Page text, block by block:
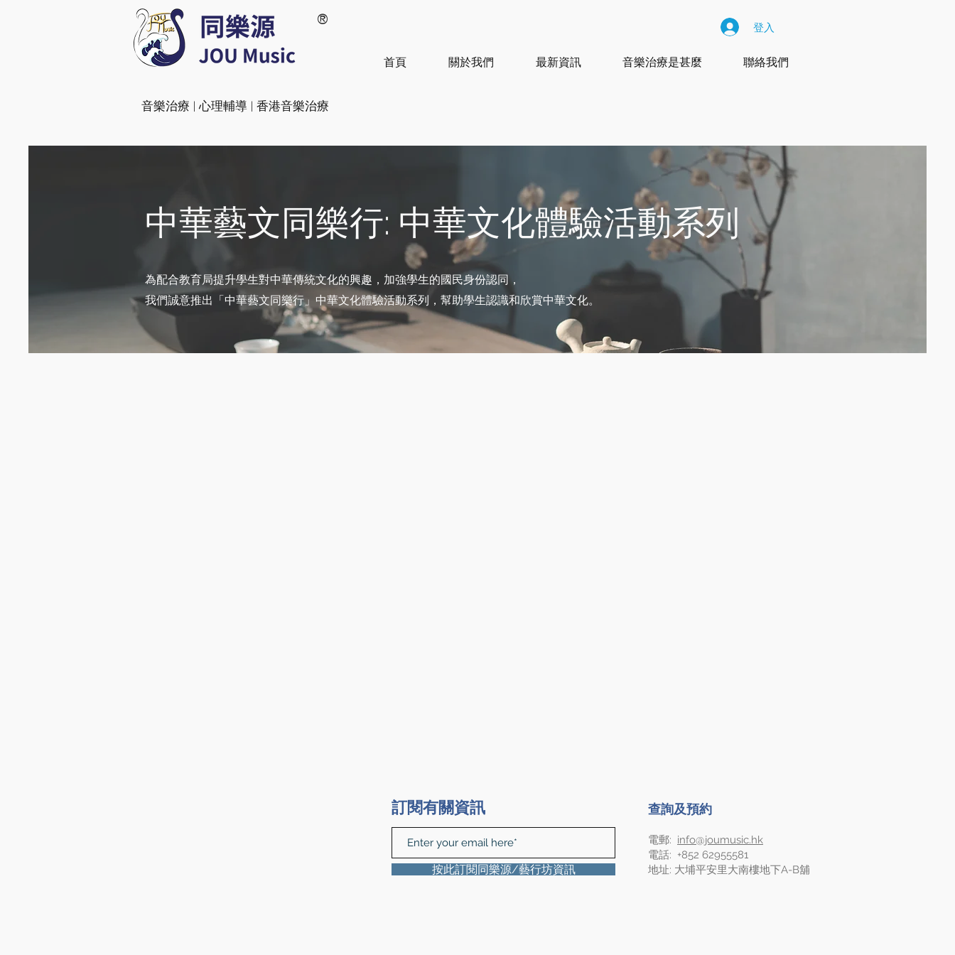
®
首頁 關於我們 最新資訊 音樂治療是甚麼 聯絡我們
登入
​音樂治療 | 心理輔導 | 香港音樂治療
中華藝文同樂行: 中華文化體驗活動系列
為配合教育局提升學生對中華傳統文化的興趣，加強學生的國民身份認同，
我們誠意推出「中華藝文同樂行」中華文化體驗活動系列，幫助學生認識和欣賞中華文化。
訂閱有關資訊
按此訂閱同樂源/藝行坊資訊
查詢及預約
電郵: info@joumusic.hk
電話: +852 62955581
​地址: 大埔平安里大南樓地下A-B舖